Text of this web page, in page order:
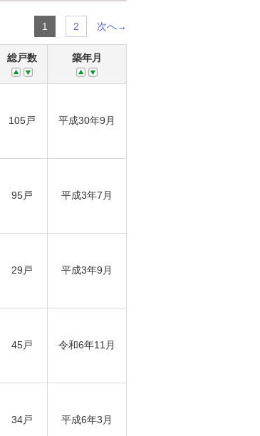
1 2 次へ→
総戸数 築年月
105戸 平成30年9月
95戸 平成3年7月
29戸 平成3年9月
45戸 令和6年11月
34戸 平成6年3月